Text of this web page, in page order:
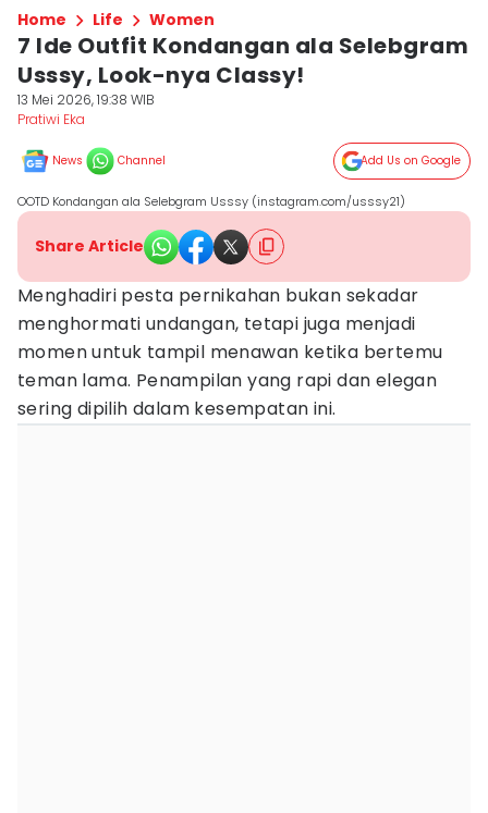
Home Life Women
7 Ide Outfit Kondangan ala Selebgram
Usssy, Look-nya Classy!
13 Mei 2026, 19:38 WIB
Pratiwi Eka
News Channel Add Us on Google
OOTD Kondangan ala Selebgram Usssy (instagram.com/usssy21)
Share Article
Menghadiri pesta pernikahan bukan sekadar
menghormati undangan, tetapi juga menjadi
momen untuk tampil menawan ketika bertemu
teman lama. Penampilan yang rapi dan elegan
sering dipilih dalam kesempatan ini.